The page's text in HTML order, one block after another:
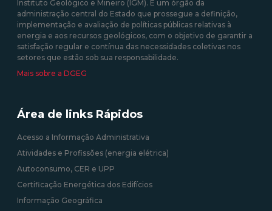
09/09/2020 12:00:00
Instituto Geológico e Mineiro (IGM). É um órgão da
administração central do Estado que prossegue a definição,
implementação e avaliação de políticas públicas relativas à
energia e aos recursos geológicos, com o objetivo de garantir a
satisfação regular e contínua das necessidades coletivas nos
setores que estão sob sua responsabilidade.
Mais sobre a DGEG
Área de links Rápidos
Acesso a Informação Administrativa
Atividades e Profissões (energia elétrica)
Autoconsumo, CER e UPP
Certificação Energética dos Edifícios
Informação Geográfica